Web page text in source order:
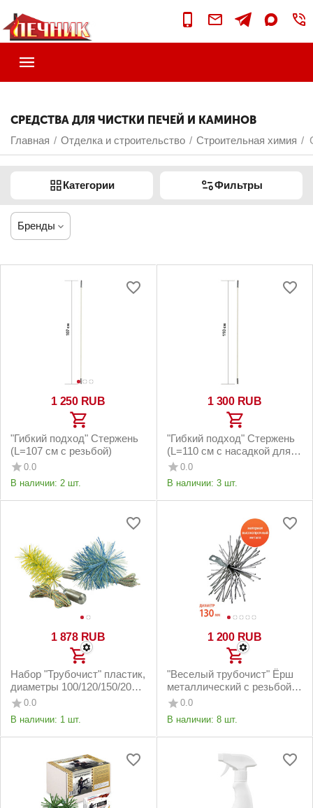
СРЕДСТВА ДЛЯ ЧИСТКИ ПЕЧЕЙ И КАМИНОВ
Главная / Отделка и строительство / Строительная химия /
Категории Фильтры
Бренды
1 250 RUB
"Гибкий подход" Стержень
(L=107 см с резьбой)
0.0
В наличии: 2 шт.
1 300 RUB
"Гибкий подход" Стержень
(L=110 см с насадкой для
дрели)
0.0
В наличии: 3 шт.
1 878 RUB
Набор "Трубочист" пластик,
диаметры 100/120/150/200
мм0.0
В наличии: 1 шт.
1 200 RUB
"Веселый трубочист" Ёрш
металлический с резьбой
"Гибкий подход"
0.0
В наличии: 8 шт.